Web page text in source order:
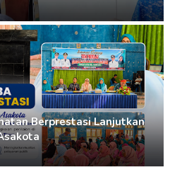
Berprestasi Lanjutkan